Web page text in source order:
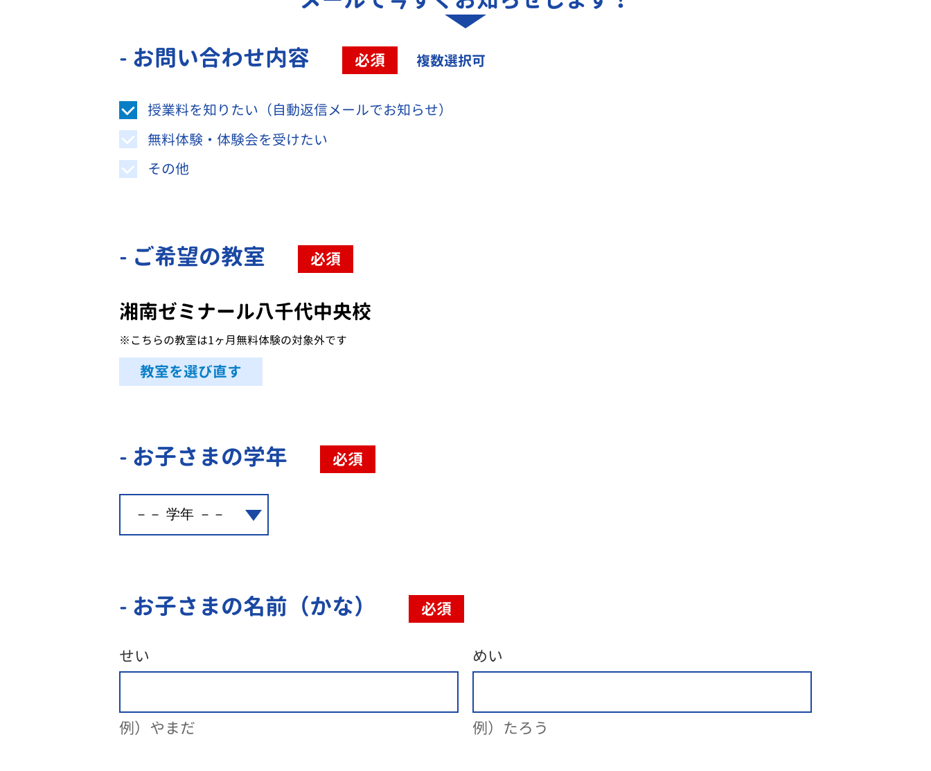
- お問い合わせ内容
必須 複数選択可
授業料を知りたい（自動返信メールでお知らせ）
無料体験・体験会を受けたい
その他
- ご希望の教室 必須
湘南ゼミナール八千代中央校
※こちらの教室は1ヶ月無料体験の対象外です
教室を選び直す
- お子さまの学年 必須
- お子さまの名前（かな） 必須
せい
例）やまだ
めい
例）たろう